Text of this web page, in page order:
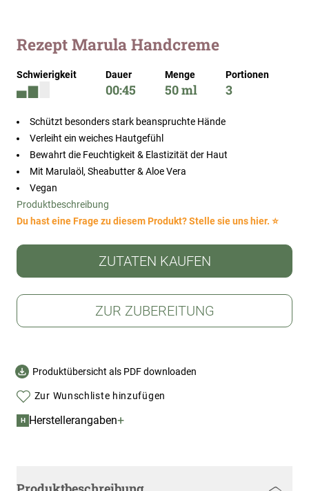
Zum
Anfang
Bildergalerie
springen
Rezept Marula Handcreme
Schwierigkeit Dauer
00:45
Menge
50 ml
Portionen
3
Schützt besonders stark beanspruchte Hände
Verleiht ein weiches Hautgefühl
Bewahrt die Feuchtigkeit & Elastizität der Haut
Mit Marulaöl, Sheabutter & Aloe Vera
Vegan
Produktbeschreibung
Du hast eine Frage zu diesem Produkt? Stelle sie uns hier. ⭐
ZUTATEN KAUFEN
ZUR ZUBEREITUNG
Produktübersicht als PDF downloaden
Zur Wunschliste hinzufügen
H Herstellerangaben+